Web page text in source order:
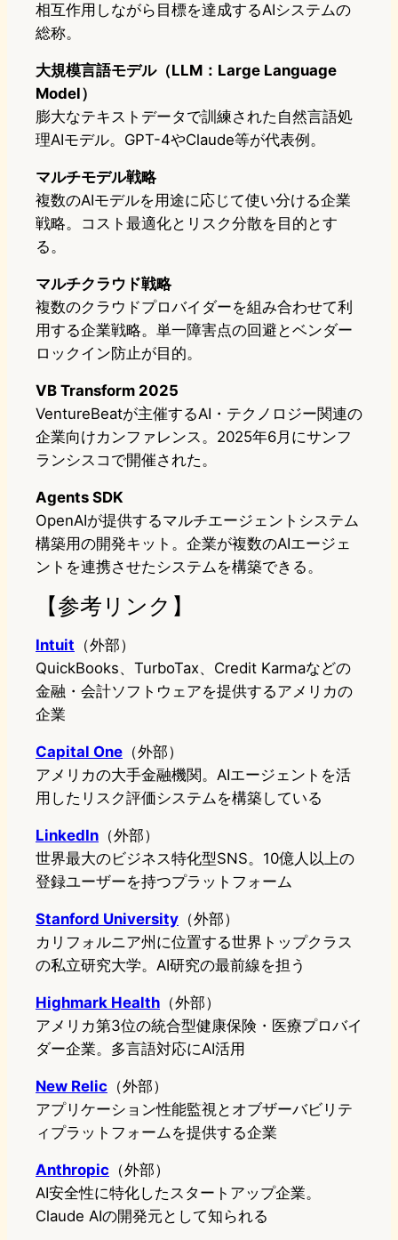
相互作用しながら目標を達成するAIシステムの
総称。
大規模言語モデル（LLM：Large Language
Model）
膨大なテキストデータで訓練された自然言語処
理AIモデル。GPT-4やClaude等が代表例。
マルチモデル戦略
複数のAIモデルを用途に応じて使い分ける企業
戦略。コスト最適化とリスク分散を目的とす
る。
マルチクラウド戦略
複数のクラウドプロバイダーを組み合わせて利
用する企業戦略。単一障害点の回避とベンダー
ロックイン防止が目的。
VB Transform 2025
VentureBeatが主催するAI・テクノロジー関連の
企業向けカンファレンス。2025年6月にサンフ
ランシスコで開催された。
Agents SDK
OpenAIが提供するマルチエージェントシステム
構築用の開発キット。企業が複数のAIエージェ
ントを連携させたシステムを構築できる。
【参考リンク】
Intuit （外部）
QuickBooks、TurboTax、Credit Karmaなどの
金融・会計ソフトウェアを提供するアメリカの
企業
Capital One （外部）
アメリカの大手金融機関。AIエージェントを活
用したリスク評価システムを構築している
LinkedIn （外部）
世界最大のビジネス特化型SNS。10億人以上の
登録ユーザーを持つプラットフォーム
Stanford University （外部）
カリフォルニア州に位置する世界トップクラス
の私立研究大学。AI研究の最前線を担う
Highmark Health （外部）
アメリカ第3位の統合型健康保険・医療プロバイ
ダー企業。多言語対応にAI活用
New Relic （外部）
アプリケーション性能監視とオブザーバビリテ
ィプラットフォームを提供する企業
Anthropic （外部）
AI安全性に特化したスタートアップ企業。
Claude AIの開発元として知られる